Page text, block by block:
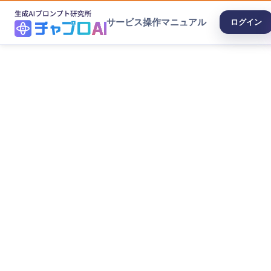
サービス操作マニュアル ログイン